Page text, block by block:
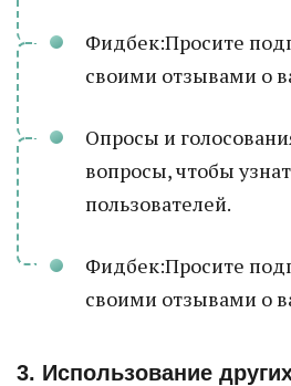
Фидбек:Просите
своими отзывами о
Опросы и
вопросы, чтобы
пользователей.
Фидбек:Просите
своими отзывами о
3. Использование